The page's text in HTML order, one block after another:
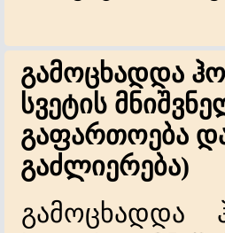
გამოცხადდა
სვეტის
გაფართოება
გაძლიერება)
გამოცხადდა